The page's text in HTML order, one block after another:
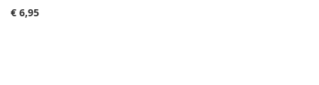
€ 6,95